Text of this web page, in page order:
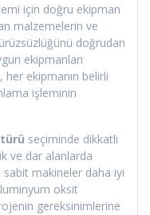
için doğru ekipman
malzemelerin ve
doğrudan
ekipmanları
her ekipmanın belirli
işleminin
seçiminde dikkatli
ve dar alanlarda
sabit makineler daha iyi
oksit
gereksinimlerine